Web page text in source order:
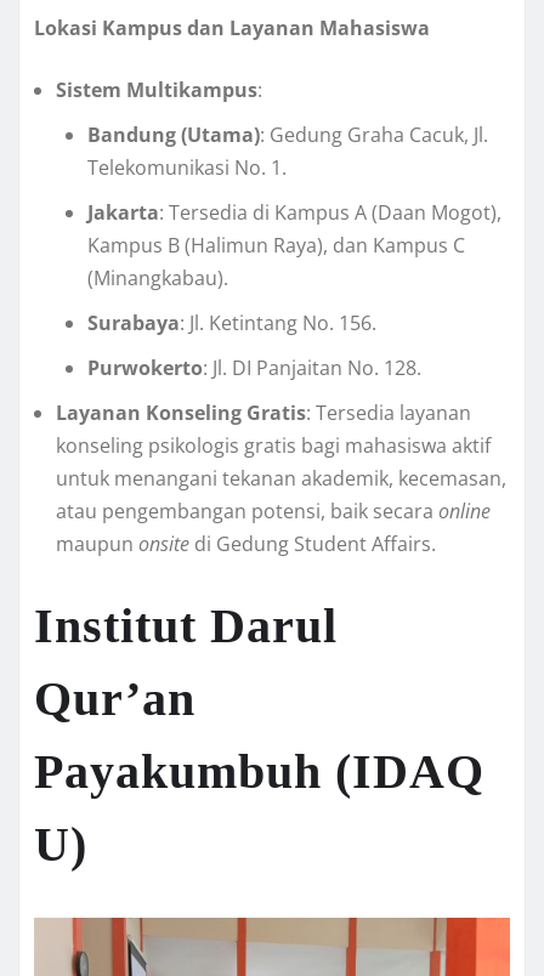
Lokasi Kampus dan Layanan Mahasiswa
Sistem Multikampus:
Bandung (Utama): Gedung Graha Cacuk, Jl.
Telekomunikasi No. 1.
Jakarta: Tersedia di Kampus A (Daan Mogot),
Kampus B (Halimun Raya), dan Kampus C
(Minangkabau).
Surabaya: Jl. Ketintang No. 156.
Purwokerto: Jl. DI Panjaitan No. 128.
Layanan Konseling Gratis: Tersedia layanan
konseling psikologis gratis bagi mahasiswa aktif
untuk menangani tekanan akademik, kecemasan,
atau pengembangan potensi, baik secara online
maupun onsite di Gedung Student Affairs.
Institut Darul
Qur’an
Payakumbuh (IDAQ
U)